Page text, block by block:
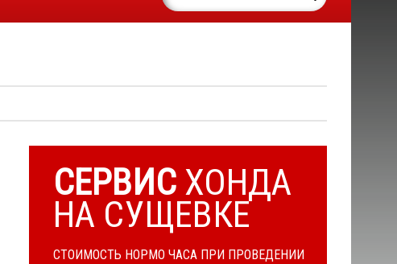
СЕРВИС ХОНДА
НА СУЩЕВКЕ
СТОИМОСТЬ НОРМО ЧАСА ПРИ ПРОВЕДЕНИИ